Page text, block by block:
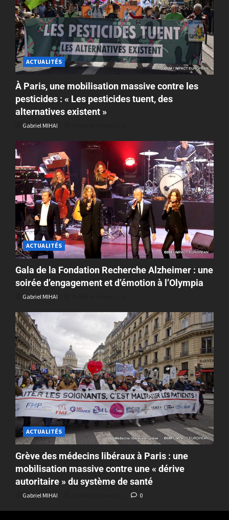
ACTUALITÉS
À Paris, une mobilisation massive contre les
pesticides : « Les pesticides tuent, des
alternatives existent »
Gabriel MIHAI
ACTUALITÉS
Gala de la Fondation Recherche Alzheimer : une
soirée d’engagement et d’émotion à l’Olympia
Gabriel MIHAI
ACTUALITÉS
Grève des médecins libéraux à Paris : une
mobilisation massive contre une « dérive
autoritaire » du système de santé
Gabriel MIHAI 0